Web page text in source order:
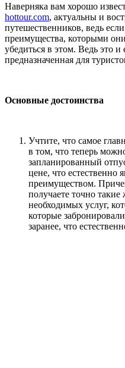
Наверняка вам хорошо
hottour.com, актуальны и
путешественников, ведь
преимущества, которыми
убедиться в этом. Ведь это и
предназначенная для
Основные достоинства
Учтите, что самое
в том, что теперь
запланированный
цене, что естественно
преимуществом.
получаете точно
необходимых услуг,
которые
заранее, что